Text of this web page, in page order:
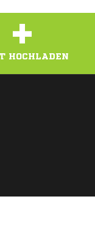
+
HOCHLADEN